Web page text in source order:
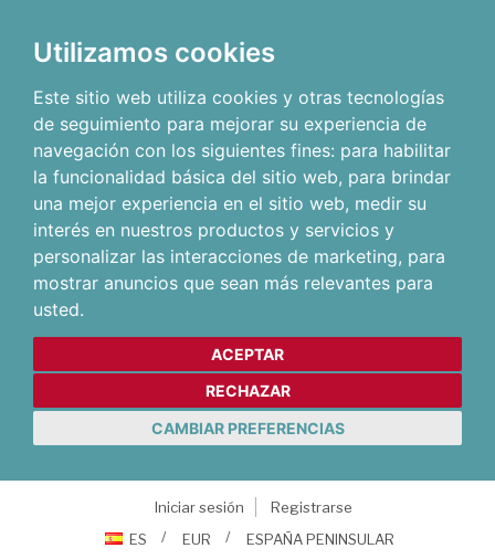
Utilizamos cookies
Este sitio web utiliza cookies y otras tecnologías
de seguimiento para mejorar su experiencia de
navegación con los siguientes fines: para habilitar
la funcionalidad básica del sitio web, para brindar
una mejor experiencia en el sitio web, medir su
interés en nuestros productos y servicios y
personalizar las interacciones de marketing, para
mostrar anuncios que sean más relevantes para
usted.
ACEPTAR
RECHAZAR
CAMBIAR PREFERENCIAS
Iniciar sesión
Registrarse
ES
EUR ESPAÑA PENINSULAR